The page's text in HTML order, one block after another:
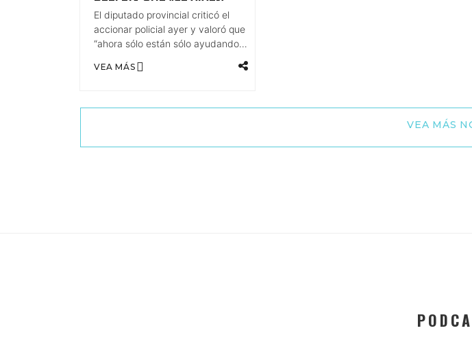
MOMENTOS MUY DIFÍCILES”
EN EL PAÍS
El diputado provincial criticó el
accionar policial ayer y valoró que
“ahora sólo están sólo ayudando a
VEA MÁS
VEA MÁS